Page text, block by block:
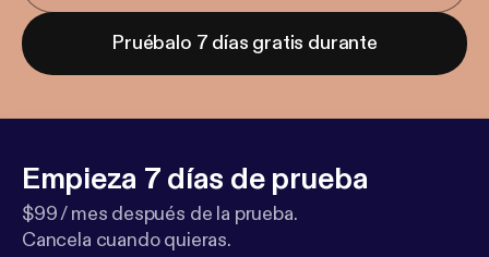
Pruébalo 7 días gratis durante
Empieza 7 días de prueba
$99 / mes después de la prueba.
Cancela cuando quieras.